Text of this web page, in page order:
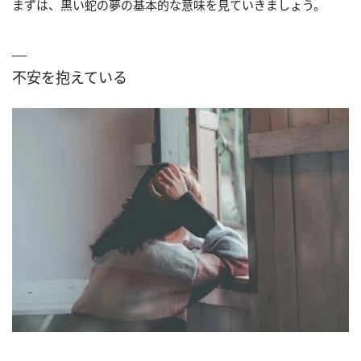
まずは、黒い蛇の夢の基本的な意味を見ていきましょう。
不安を抱えている